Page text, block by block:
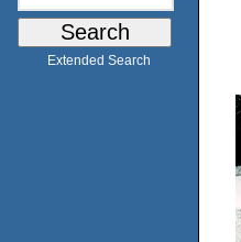
Extended Search